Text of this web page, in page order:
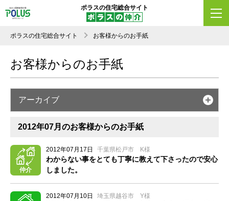
ポラスの住宅総合サイト
ポラスの住宅総合サイト お客様からのお手紙
お客様からのお手紙
アーカイブ
2012年07月のお客様からのお手紙
仲介
2012年07月17日 千葉県松戸市 K様
わからない事をとても丁寧に教えて下さったので安心
しました。
2012年07月10日 埼玉県越谷市 Y様